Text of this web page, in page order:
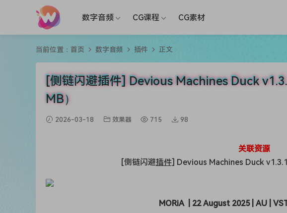
数字音频 CG课程 CG素材
当前位置： 首页 数字音频 插件 正文
[侧链闪避插件] Devious Machines Duck
MB）
2026-03-18 效果器 715 98
关联资源
[侧链闪避插件] Devious Machines Duck
MORiA | 22 August 2025 | AU |